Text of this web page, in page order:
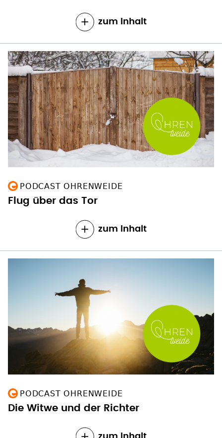
zum Inhalt
PODCAST OHRENWEIDE
Flug über das Tor
zum Inhalt
PODCAST OHRENWEIDE
Die Witwe und der Richter